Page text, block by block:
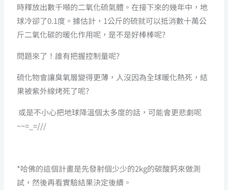
時釋放出數千噸的二氧化硫氣體。在接下來的幾年中，地
球冷卻了0.1度。據估計，1公斤的硫就可以抵消數十萬公
斤二氧化碳的暖化作用呢，是不是好棒棒呢?
問題來了！誰有把握控制量呢?
硫化物會讓臭氧層變得更薄，人沒因為全球暖化熱死，結
果被紫外線烤死了呢?
或是不小心把地球降溫個太多度的話，可能會更悲劇呢
~~=_=///
*哈佛的這個計畫是先發射個少少的2kg的碳酸鈣來做測
試，然後再看實驗結果決定後續。